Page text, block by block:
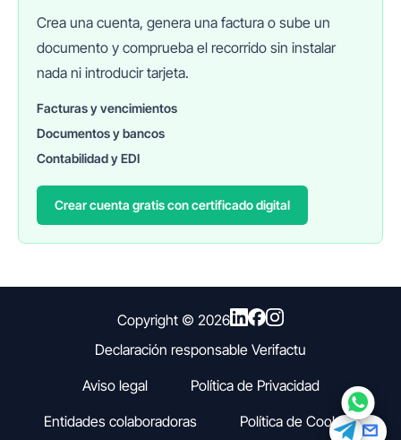
Crea una cuenta, genera una factura o sube un
documento y comprueba el recorrido sin instalar
nada ni introducir tarjeta.
Facturas y vencimientos
Documentos y bancos
Contabilidad y EDI
Crear cuenta gratis con certificado digital
Copyright © 2026
Declaración responsable Verifactu
Aviso legal
Política de Privacidad
Entidades colaboradoras
Política de Cookies
FINANEDI
Hablemos ahora
Pedir información sobre FinanEDI